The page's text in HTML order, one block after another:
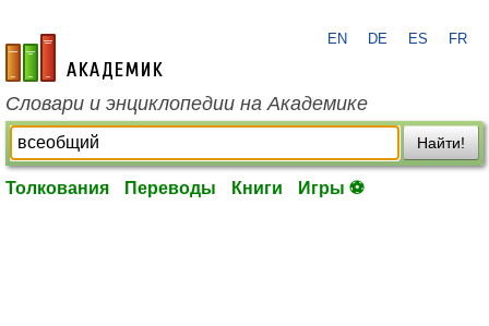
academic.ru
EN DE ES FR
Словари и энциклопедии на Академике
Найти!
Толкования Переводы Книги Игры ⚽